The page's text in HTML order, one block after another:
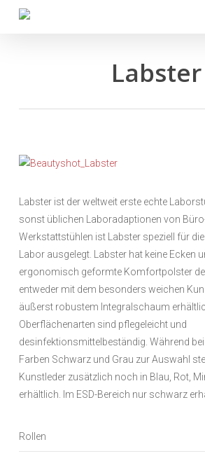
Labster
Labster ist der weltweit erste echte
sonst üblichen Laboradaptionen von
Werkstattstühlen ist Labster speziell für
Labor ausgelegt. Labster hat keine Ecken
ergonomisch geformte Komfortpolster
entweder mit dem besonders weichen
äußerst robustem Integralschaum
Oberflächenarten sind pflegeleicht und
desinfektionsmittelbeständig. Während
Farben Schwarz und Grau zur Auswahl
Kunstleder zusätzlich noch in Blau, Rot,
erhältlich. Im ESD-Bereich nur schwarz
Rollen